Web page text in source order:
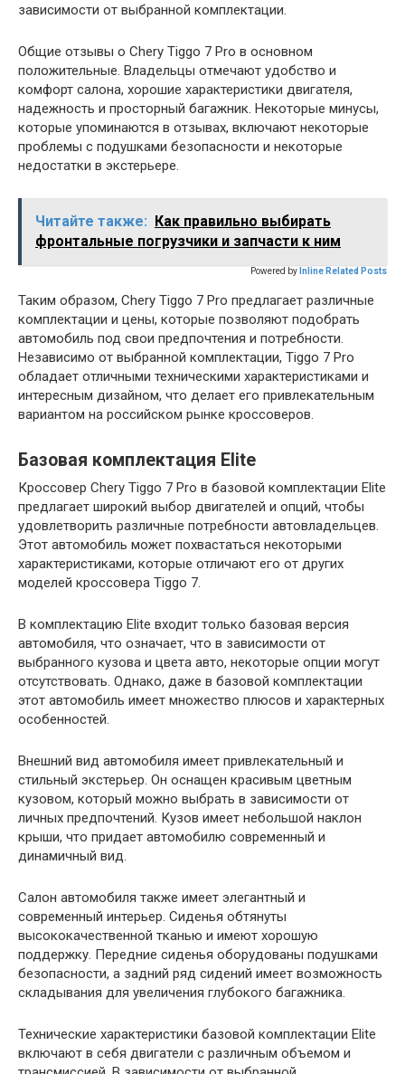
зависимости от выбранной комплектации.
Общие отзывы о Chery Tiggo 7 Pro в основном
положительные. Владельцы отмечают удобство и
комфорт салона, хорошие характеристики двигателя,
надежность и просторный багажник. Некоторые минусы,
которые упоминаются в отзывах, включают некоторые
проблемы с подушками безопасности и некоторые
недостатки в экстерьере.
Читайте также: Как правильно выбирать
фронтальные погрузчики и запчасти к ним
Powered by Inline Related Posts
Таким образом, Chery Tiggo 7 Pro предлагает различные
комплектации и цены, которые позволяют подобрать
автомобиль под свои предпочтения и потребности.
Независимо от выбранной комплектации, Tiggo 7 Pro
обладает отличными техническими характеристиками и
интересным дизайном, что делает его привлекательным
вариантом на российском рынке кроссоверов.
Базовая комплектация Elite
Кроссовер Chery Tiggo 7 Pro в базовой комплектации Elite
предлагает широкий выбор двигателей и опций, чтобы
удовлетворить различные потребности автовладельцев.
Этот автомобиль может похвастаться некоторыми
характеристиками, которые отличают его от других
моделей кроссовера Tiggo 7.
В комплектацию Elite входит только базовая версия
автомобиля, что означает, что в зависимости от
выбранного кузова и цвета авто, некоторые опции могут
отсутствовать. Однако, даже в базовой комплектации
этот автомобиль имеет множество плюсов и характерных
особенностей.
Внешний вид автомобиля имеет привлекательный и
стильный экстерьер. Он оснащен красивым цветным
кузовом, который можно выбрать в зависимости от
личных предпочтений. Кузов имеет небольшой наклон
крыши, что придает автомобилю современный и
динамичный вид.
Салон автомобиля также имеет элегантный и
современный интерьер. Сиденья обтянуты
высококачественной тканью и имеют хорошую
поддержку. Передние сиденья оборудованы подушками
безопасности, а задний ряд сидений имеет возможность
складывания для увеличения глубокого багажника.
Технические характеристики базовой комплектации Elite
включают в себя двигатели с различным объемом и